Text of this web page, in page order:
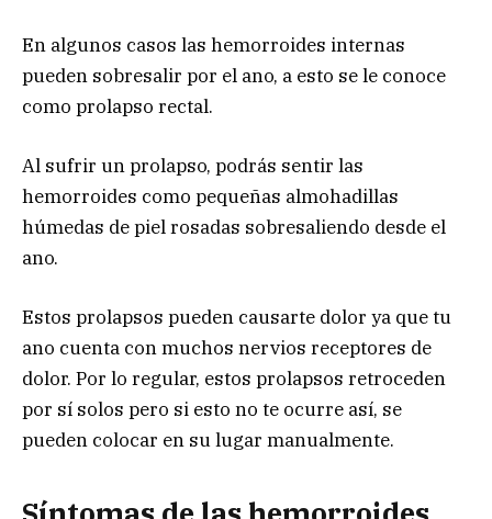
En algunos casos las hemorroides internas
pueden sobresalir por el ano, a esto se le conoce
como prolapso rectal.
Al sufrir un prolapso, podrás sentir las
hemorroides como pequeñas almohadillas
húmedas de piel rosadas sobresaliendo desde el
ano.
Estos prolapsos pueden causarte dolor ya que tu
ano cuenta con muchos nervios receptores de
dolor. Por lo regular, estos prolapsos retroceden
por sí solos pero si esto no te ocurre así, se
pueden colocar en su lugar manualmente.